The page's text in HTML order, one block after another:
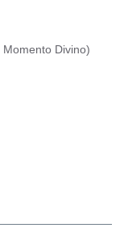
Momento Divino)